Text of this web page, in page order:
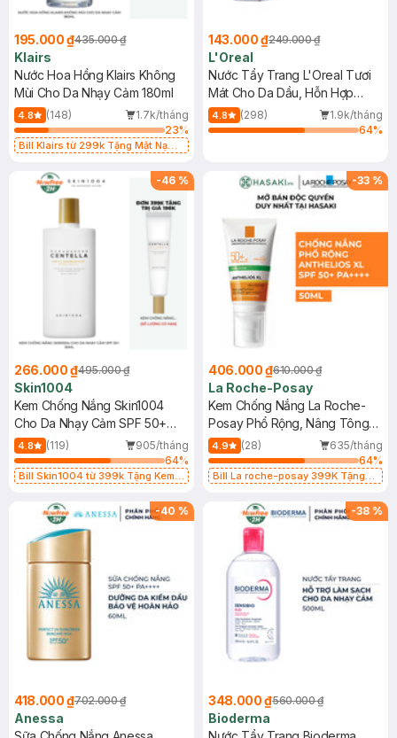
195.000 ₫435.000 ₫
Klairs
Nước Hoa Hồng Klairs Không
Mùi Cho Da Nhạy Cảm 180ml
4.8 (148)
1.7k/tháng
23%
Bill Klairs từ 299k Tặng Mặt Nạ
25ml (SL Có Hạn)
143.000 ₫249.000 ₫
L'Oreal
Nước Tẩy Trang L'Oreal Tươi
Mát Cho Da Dầu, Hỗn Hợp
400ml
4.8 (298)
1.9k/tháng
64%
-46 %
266.000 ₫495.000 ₫
Skin1004
Kem Chống Nắng Skin1004
Cho Da Nhạy Cảm SPF 50+
50ml
4.8 (119)
905/tháng
64%
Bill Skin1004 từ 399k Tặng Kem
SPF 50+ 20ml (SL Có Hạn)
-33 %
406.000 ₫610.000 ₫
La Roche-Posay
Kem Chống Nắng La Roche-
Posay Phổ Rộng, Nâng Tông
Kiềm Dầu 50ml
4.9 (28)
635/tháng
64%
Bill La roche-posay 399K Tặng
(SL có hạn)
-40 %
418.000 ₫702.000 ₫
Anessa
-38 %
348.000 ₫560.000 ₫
Bioderma